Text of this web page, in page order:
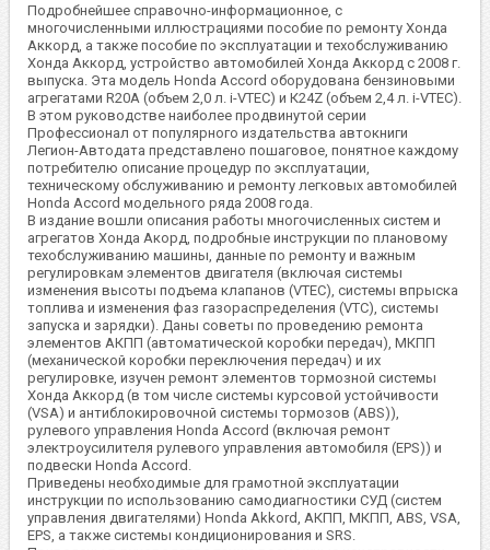
Подробнейшее справочно-информационное, с
многочисленными иллюстрациями пособие по ремонту Хонда
Аккорд, а также пособие по эксплуатации и техобслуживанию
Хонда Аккорд, устройство автомобилей Хонда Аккорд с 2008 г.
выпуска. Эта модель Honda Accord оборудована бензиновыми
агрегатами R20A (объем 2,0 л. i-VTEC) и К24Z (объем 2,4 л. i-VTEC).
В этом руководстве наиболее продвинутой серии
Профессионал от популярного издательства автокниги
Легион-Автодата представлено пошаговое, понятное каждому
потребителю описание процедур по эксплуатации,
техническому обслуживанию и ремонту легковых автомобилей
Honda Accord модельного ряда 2008 года.
В издание вошли описания работы многочисленных систем и
агрегатов Хонда Акорд, подробные инструкции по плановому
техобслуживанию машины, данные по ремонту и важным
регулировкам элементов двигателя (включая системы
изменения высоты подъема клапанов (VTEC), системы впрыска
топлива и изменения фаз газораспределения (VTC), системы
запуска и зарядки). Даны советы по проведению ремонта
элементов АКПП (автоматической коробки передач), МКПП
(механической коробки переключения передач) и их
регулировке, изучен ремонт элементов тормозной системы
Хонда Аккорд (в том числе системы курсовой устойчивости
(VSA) и антиблокировочной системы тормозов (ABS)),
рулевого управления Honda Accord (включая ремонт
электроусилителя рулевого управления автомобиля (EPS)) и
подвески Honda Accord.
Приведены необходимые для грамотной эксплуатации
инструкции по использованию самодиагностики СУД (систем
управления двигателями) Honda Akkord, АКПП, МКПП, ABS, VSA,
EPS, а также системы кондиционирования и SRS.